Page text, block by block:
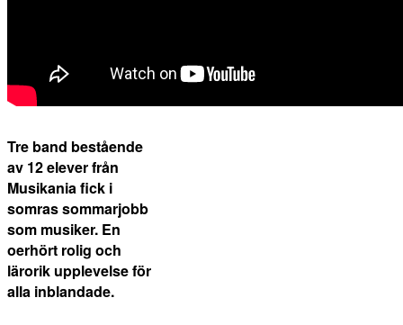
Tre band bestående
av 12 elever från
Musikania fick i
somras sommarjobb
som musiker. En
oerhört rolig och
lärorik upplevelse för
alla inblandade.